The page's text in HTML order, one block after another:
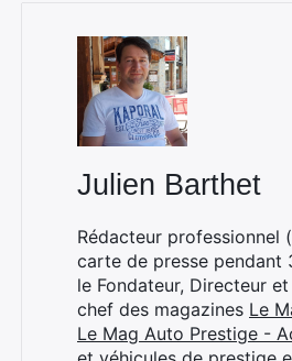
Julien Barthet
Rédacteur professionnel
carte de presse pendant
le Fondateur, Directeur
chef des magazines Le
Le Mag Auto Prestige -